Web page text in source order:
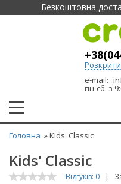
Безкоштовна
e-mail:
пн-сб з
Головна » Kids' Classic
Kids' Classic
Відгуків: 0 |